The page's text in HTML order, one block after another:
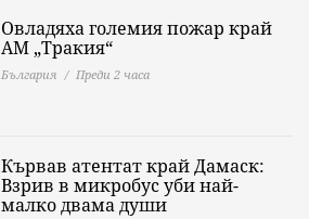
Овладяха големия пожар край
АМ „Тракия“
България Преди 2 часа
Кървав атентат край Дамаск:
Взрив в микробус уби най-
малко двама души